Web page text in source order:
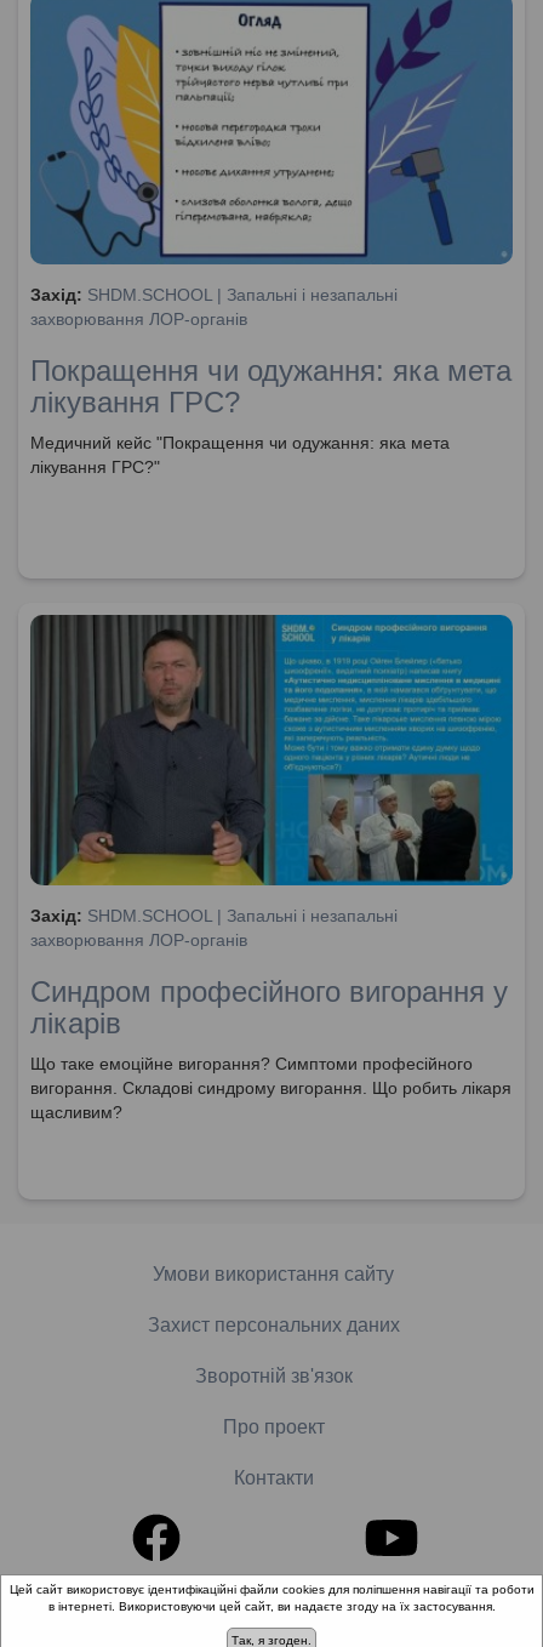
Захід: SHDM.SCHOOL | Запальні і незапальні
захворювання ЛОР-органів
Покращення чи одужання: яка мета
лікування ГРС?
Медичний кейс "Покращення чи одужання: яка мета
лікування ГРС?"
Захід: SHDM.SCHOOL | Запальні і незапальні
захворювання ЛОР-органів
Синдром професійного вигорання у
лікарів
Що таке емоційне вигорання? Симптоми професійного
вигорання. Складові синдрому вигорання. Що робить лікаря
щасливим?
Умови використання сайту
Захист персональних даних
Зворотній зв'язок
Про проект
Контакти
© 2018-2026 «Школа доказової медицини». Всі права
захищені.
Цей сайт використовує ідентифікаційні файли cookies для поліпшення навігації та роботи
в інтернеті. Використовуючи цей сайт, ви надаєте згоду на їх застосування.
Так, я згоден.